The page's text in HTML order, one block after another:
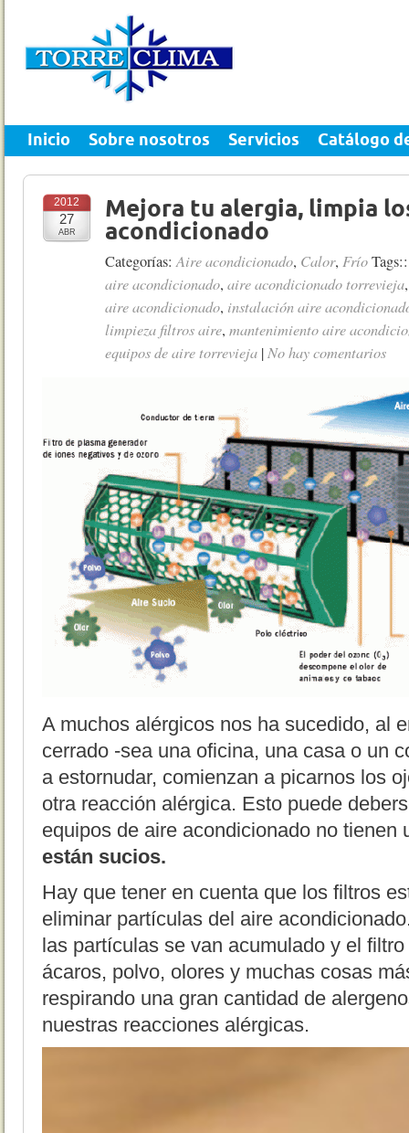
Inicio Sobre nosotros Servicios Catálogo
2012
27
ABR
Mejora tu alergia, limpia
acondicionado
Categorías:Aire acondicionado, Calor, Frío
aire acondicionado, aire acondicionado torrevieja
aire acondicionado, instalación aire
limpieza filtros aire, mantenimiento aire
equipos de aire torrevieja | No hay comentarios
A muchos alérgicos nos ha sucedido, al
cerrado -sea una oficina, una casa o un
a estornudar, comienzan a picarnos los
otra reacción alérgica. Esto puede
equipos de aire acondicionado no tienen
están sucios.
Hay que tener en cuenta que los filtros
eliminar partículas del aire
las partículas se van acumulado y el
ácaros, polvo, olores y muchas cosas
respirando una gran cantidad de
nuestras reacciones alérgicas.